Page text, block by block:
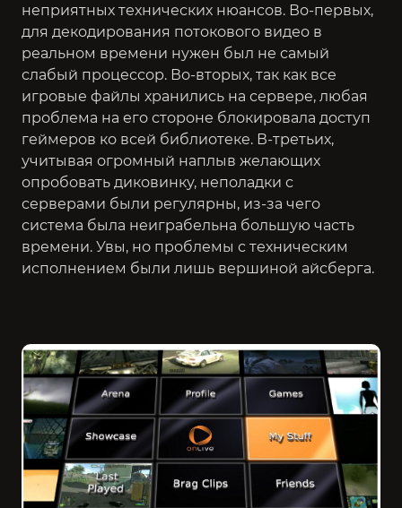
неприятных технических нюансов. Во-первых,
для декодирования потокового видео в
реальном времени нужен был не самый
слабый процессор. Во-вторых, так как все
игровые файлы хранились на сервере, любая
проблема на его стороне блокировала доступ
геймеров ко всей библиотеке. В-третьих,
учитывая огромный наплыв желающих
опробовать диковинку, неполадки с
серверами были регулярны, из-за чего
система была неиграбельна большую часть
времени. Увы, но проблемы с техническим
исполнением были лишь вершиной айсберга.